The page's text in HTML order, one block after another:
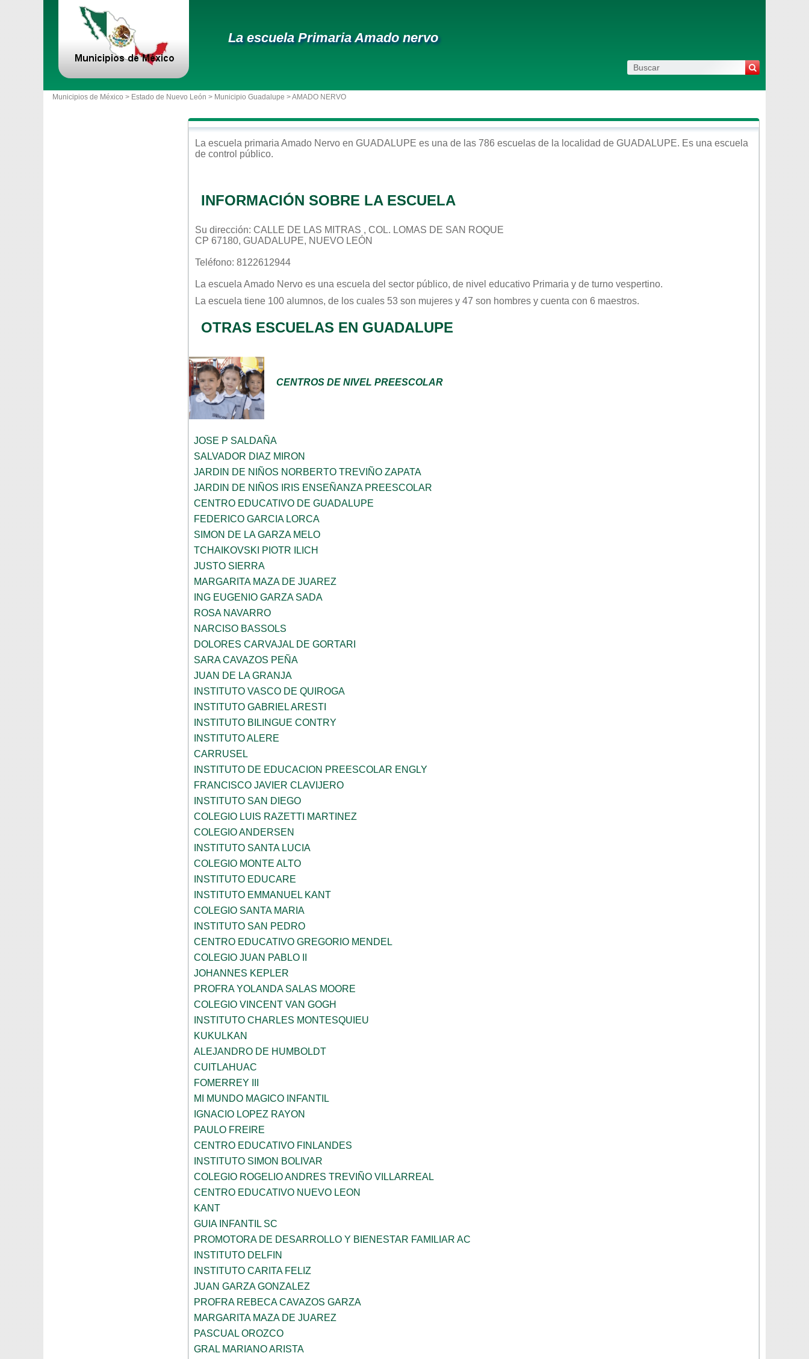
La escuela Primaria Amado nervo
Municipios de México > Estado de Nuevo León > Municipio Guadalupe > AMADO NERVO
La escuela primaria Amado Nervo en GUADALUPE es una de las 786 escuelas de la localidad de GUADALUPE. Es una escuela
de control público.
INFORMACIÓN SOBRE LA ESCUELA
Su dirección: CALLE DE LAS MITRAS , COL. LOMAS DE SAN ROQUE
CP 67180, GUADALUPE, NUEVO LEÓN
Teléfono: 8122612944
La escuela Amado Nervo es una escuela del sector público, de nivel educativo Primaria y de turno vespertino.
La escuela tiene 100 alumnos, de los cuales 53 son mujeres y 47 son hombres y cuenta con 6 maestros.
OTRAS ESCUELAS EN GUADALUPE
CENTROS DE NIVEL PREESCOLAR
JOSE P SALDAÑA
SALVADOR DIAZ MIRON
JARDIN DE NIÑOS NORBERTO TREVIÑO ZAPATA
JARDIN DE NIÑOS IRIS ENSEÑANZA PREESCOLAR
CENTRO EDUCATIVO DE GUADALUPE
FEDERICO GARCIA LORCA
SIMON DE LA GARZA MELO
TCHAIKOVSKI PIOTR ILICH
JUSTO SIERRA
MARGARITA MAZA DE JUAREZ
ING EUGENIO GARZA SADA
ROSA NAVARRO
NARCISO BASSOLS
DOLORES CARVAJAL DE GORTARI
SARA CAVAZOS PEÑA
JUAN DE LA GRANJA
INSTITUTO VASCO DE QUIROGA
INSTITUTO GABRIEL ARESTI
INSTITUTO BILINGUE CONTRY
INSTITUTO ALERE
CARRUSEL
INSTITUTO DE EDUCACION PREESCOLAR ENGLY
FRANCISCO JAVIER CLAVIJERO
INSTITUTO SAN DIEGO
COLEGIO LUIS RAZETTI MARTINEZ
COLEGIO ANDERSEN
INSTITUTO SANTA LUCIA
COLEGIO MONTE ALTO
INSTITUTO EDUCARE
INSTITUTO EMMANUEL KANT
COLEGIO SANTA MARIA
INSTITUTO SAN PEDRO
CENTRO EDUCATIVO GREGORIO MENDEL
COLEGIO JUAN PABLO II
JOHANNES KEPLER
PROFRA YOLANDA SALAS MOORE
COLEGIO VINCENT VAN GOGH
INSTITUTO CHARLES MONTESQUIEU
KUKULKAN
ALEJANDRO DE HUMBOLDT
CUITLAHUAC
FOMERREY III
MI MUNDO MAGICO INFANTIL
IGNACIO LOPEZ RAYON
PAULO FREIRE
CENTRO EDUCATIVO FINLANDES
INSTITUTO SIMON BOLIVAR
COLEGIO ROGELIO ANDRES TREVIÑO VILLARREAL
CENTRO EDUCATIVO NUEVO LEON
KANT
GUIA INFANTIL SC
PROMOTORA DE DESARROLLO Y BIENESTAR FAMILIAR AC
INSTITUTO DELFIN
INSTITUTO CARITA FELIZ
JUAN GARZA GONZALEZ
PROFRA REBECA CAVAZOS GARZA
MARGARITA MAZA DE JUAREZ
PASCUAL OROZCO
GRAL MARIANO ARISTA